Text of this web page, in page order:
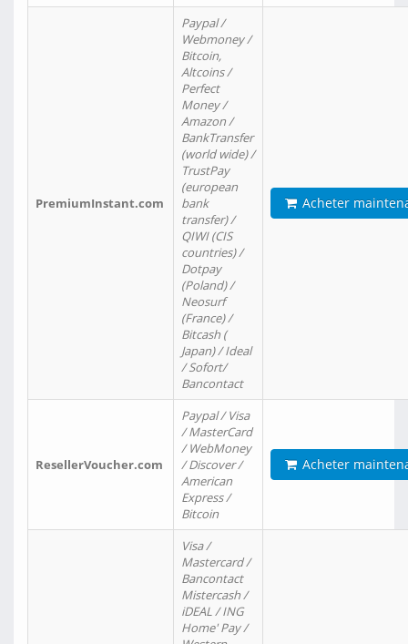
PremiumInstant.com
Paypal /
Webmoney /
Bitcoin,
Altcoins /
Perfect
Money /
Amazon /
BankTransfer
(world wide) /
TrustPay
(european
bank
transfer) /
QIWI (CIS
countries) /
Dotpay
(Poland) /
Neosurf
(France) /
Bitcash (
Japan) / Ideal
/ Sofort/
Bancontact
Acheter
ResellerVoucher.com
Paypal / Visa
/ MasterCard
/ WebMoney
/ Discover /
American
Express /
Bitcoin
Acheter
Visa /
Mastercard /
Bancontact
Mistercash /
iDEAL / ING
Home' Pay /